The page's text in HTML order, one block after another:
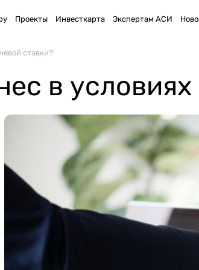
Проекты Инвесткарта Экспертам АСИ
ставки?
в